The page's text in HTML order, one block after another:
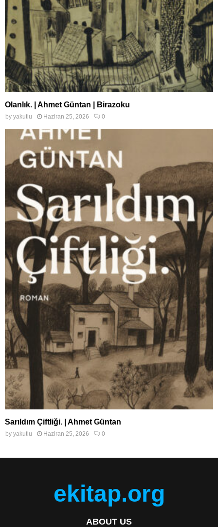
Olanlık. | Ahmet Güntan | Birazoku
by yakutlu Haziran 25, 2026 0
Sarıldım Çiftliği. | Ahmet Güntan
by yakutlu Haziran 25, 2026 0
ekitap.org
ABOUT US